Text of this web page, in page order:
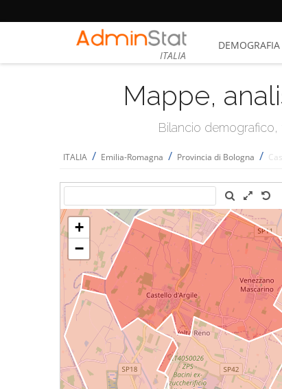
ITALIA
DEMOGRAFIA
Mappe,
Bilancio
ITALIA / Emilia-Romagna / Provincia di Bologna /